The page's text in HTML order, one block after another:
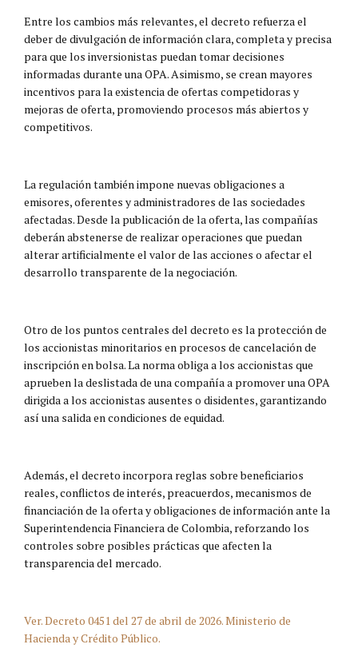
Entre los cambios más relevantes, el decreto refuerza el
deber de divulgación de información clara, completa y precisa
para que los inversionistas puedan tomar decisiones
informadas durante una OPA. Asimismo, se crean mayores
incentivos para la existencia de ofertas competidoras y
mejoras de oferta, promoviendo procesos más abiertos y
competitivos.
La regulación también impone nuevas obligaciones a
emisores, oferentes y administradores de las sociedades
afectadas. Desde la publicación de la oferta, las compañías
deberán abstenerse de realizar operaciones que puedan
alterar artificialmente el valor de las acciones o afectar el
desarrollo transparente de la negociación.
Otro de los puntos centrales del decreto es la protección de
los accionistas minoritarios en procesos de cancelación de
inscripción en bolsa. La norma obliga a los accionistas que
aprueben la deslistada de una compañía a promover una OPA
dirigida a los accionistas ausentes o disidentes, garantizando
así una salida en condiciones de equidad.
Además, el decreto incorpora reglas sobre beneficiarios
reales, conflictos de interés, preacuerdos, mecanismos de
financiación de la oferta y obligaciones de información ante la
Superintendencia Financiera de Colombia, reforzando los
controles sobre posibles prácticas que afecten la
transparencia del mercado.
Ver. Decreto 0451 del 27 de abril de 2026. Ministerio de
Hacienda y Crédito Público.